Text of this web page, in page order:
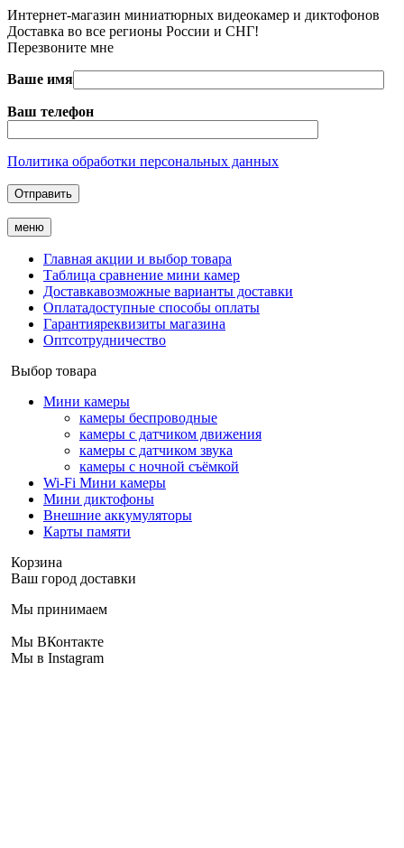
Интернет-магазин миниатюрных видеокамер и диктофонов
Доставка во все регионы России и СНГ!
Перезвоните мне
Ваше имя
Ваш телефон
Политика обработки персональных данных
меню
Главная акции и выбор товара
Таблица сравнение мини камер
Доставкавозможные варианты доставки
Оплатадоступные способы оплаты
Гарантияреквизиты магазина
Оптсотрудничество
Выбор товара
Мини камеры
камеры беспроводные
камеры с датчиком движения
камеры с датчиком звука
камеры с ночной съёмкой
Wi-Fi Мини камеры
Мини диктофоны
Внешние аккумуляторы
Карты памяти
Корзина
Ваш город доставки
Мы принимаем
Мы ВКонтакте
Мы в Instagram